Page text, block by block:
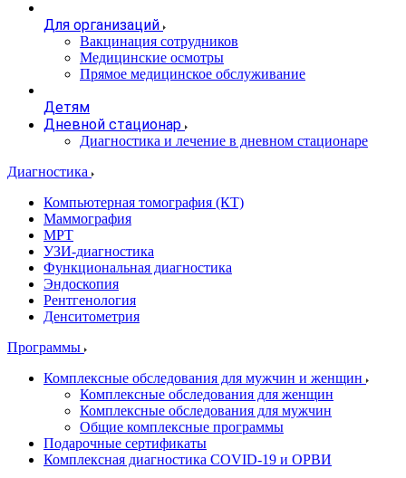
Для организаций
Вакцинация сотрудников
Медицинские осмотры
Прямое медицинское обслуживание
Детям
Дневной стационар
Диагностика и лечение в дневном стационаре
Диагностика
Компьютерная томография (КТ)
Маммография
МРТ
УЗИ-диагностика
Функциональная диагностика
Эндоскопия
Рентгенология
Денситометрия
Программы
Комплексные обследования для мужчин и женщин
Комплексные обследования для женщин
Комплексные обследования для мужчин
Общие комплексные программы
Подарочные сертификаты
Комплексная диагностика COVID-19 и ОРВИ